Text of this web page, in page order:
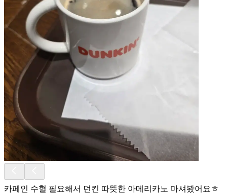
카페인 수혈 필요해서 던킨 따뜻한 아메리카노 마셔봤어요ㅎ